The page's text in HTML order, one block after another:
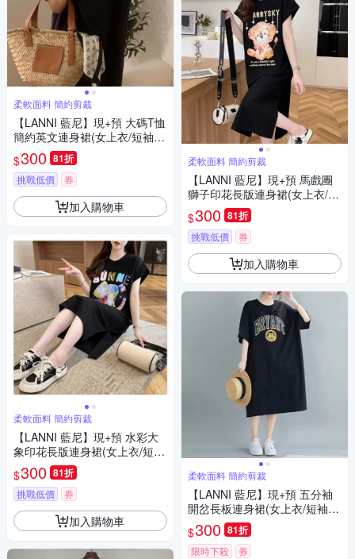
柔軟面料 簡約剪裁
【LANNI 藍尼】現+預 大碼T恤
簡約英文連身裙(女上衣/短袖/
連衣裙)
$300 81折
挑戰低價 券
加入購物車
柔軟面料 簡約剪裁
【LANNI 藍尼】現+預 水彩大
象印花長版連身裙(女上衣/短
袖/休閒)
$300 81折
挑戰低價 券
加入購物車
柔軟面料 簡約剪裁
【LANNI 藍尼】現+預 馬戲團
獅子印花長版連身裙(女上衣/短
袖/休閒)
$300 81折
挑戰低價 券
加入購物車
柔軟面料 簡約剪裁
【LANNI 藍尼】現+預 五分袖
開岔長板連身裙(女上衣/短袖/
休閒)
$300 81折
限時下殺 券